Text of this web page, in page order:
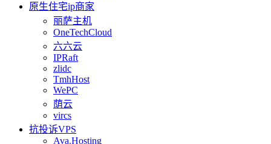
原生住宅ip商家
丽萨主机
OneTechCloud
六六云
IPRaft
zlidc
TmhHost
WePC
荫云
vircs
抗投诉VPS
Ava.Hosting